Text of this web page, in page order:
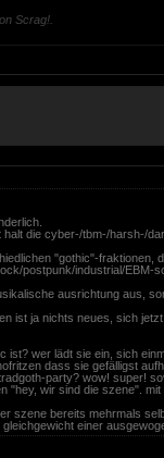
Scrag!.
die cyber-/tbm-/harsh-/
"gothic"-fraktionen,
postpunk/industrial/EBM-
ausrichtung aus,
ist ja nichts neues, sich
ist? wer lädt sie ein, sich
dass sie gefälligst
party? wow! super!
"hey, wir sind die szene".
szene bereits mehrmals
einer